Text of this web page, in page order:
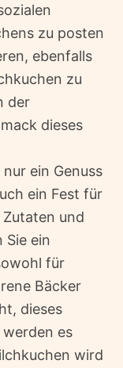
zu posten
ebenfalls
zu
der
dieses
ein Genuss
ein Fest für
und
Sie ein
für
Bäcker
dieses
werden es
wird